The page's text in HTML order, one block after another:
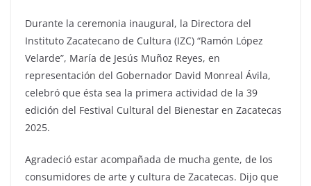
Durante la ceremonia inaugural, la Directora del
Instituto Zacatecano de Cultura (IZC) “Ramón López
Velarde”, María de Jesús Muñoz Reyes, en
representación del Gobernador David Monreal Ávila,
celebró que ésta sea la primera actividad de la 39
edición del Festival Cultural del Bienestar en Zacatecas
2025.
Agradeció estar acompañada de mucha gente, de los
consumidores de arte y cultura de Zacatecas. Dijo que